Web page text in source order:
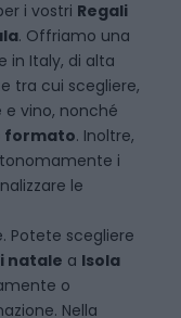
i vostri Regali
. Offriamo una
in Italy, di alta
tra cui scegliere,
vino, nonché
formato. Inoltre,
i
le
Potete scegliere
natale a Isola
o
. Nella